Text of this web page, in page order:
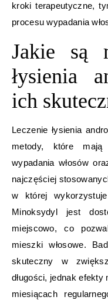
kroki terapeutyczne,
procesu wypadania
Jakie są
łysienia
ich
Leczenie łysienia
metody, które
wypadania włosów
najczęściej
w której
Minoksydyl jest
miejscowo, co
mieszki włosowe.
skuteczny w
długości, jednak
miesiącach